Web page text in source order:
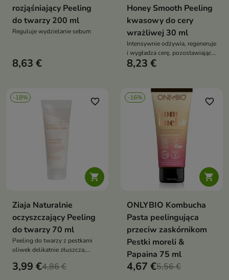
rozjąśniający Peeling
do twarzy 200 ml
Reguluje wydzielanie sebum
8,63 €
Honey Smooth Peeling
kwasowy do cery
wrażliwej 30 ml
Intensywnie odżywia, regeneruje
i wygładza cerę, pozostawiając
ją aksamitnie gładką
8,23 €
-18%

favorite_border
Ziaja Naturalnie
oczyszczający Peeling
do twarzy 70 ml
Peeling do twarzy z pestkami
oliwek delikatnie złuszcza,
do codziennego stosowania,
3,99 €4,86 €
-16%

favorite_border
ONLYBIO Kombucha
Pasta peelingująca
przeciw zaskórnikom
Pestki moreli &
Papaina 75 ml
4,67 €5,56 €